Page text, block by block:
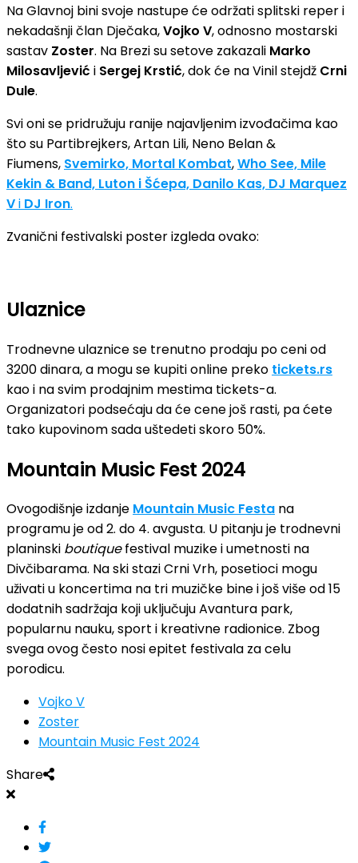
Na Glavnoj bini svoje nastupe će održati splitski reper i
nekadašnji član Dječaka,Vojko V, odnosno mostarski
sastav Zoster. Na Brezi su setove zakazali Marko
Milosavljević i Sergej Krstić, dok će na Vinil stejdž Crni
Dule.
Svi oni se pridružuju ranije najavljenim izvođačima kao
što su Partibrejkers, Artan Lili, Neno Belan &
Fiumens, Svemirko, Mortal Kombat,Who See, Mile
Kekin & Band, Luton i Šćepa, Danilo Kas, DJ Marquez
Vi DJ Iron.
Zvanični festivalski poster izgleda ovako:
Ulaznice
Trodnevne ulaznice se trenutno prodaju po ceni od
3200 dinara, a mogu se kupiti online preko tickets.rs
kao i na svim prodajnim mestima tickets-a.
Organizatori podsećaju da će cene još rasti, pa ćete
tako kupovinom sada uštedeti skoro 50%.
Mountain Music Fest 2024
Ovogodišnje izdanje Mountain Music Festa na
programu je od 2. do 4. avgusta. U pitanju je trodnevni
planinski boutiquefestival muzike i umetnosti na
Divčibarama. Na ski stazi Crni Vrh, posetioci mogu
uživati u koncertima na tri muzičke bine i još više od 15
dodatnih sadržaja koji uključuju Avantura park,
popularnu nauku, sport i kreativne radionice. Zbog
svega ovog često nosi epitet festivala za celu
porodicu.
Vojko V
Zoster
Mountain Music Fest 2024
Share